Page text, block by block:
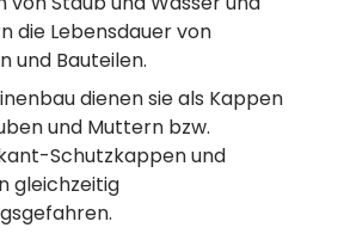
die Lebensdauer von
und Bauteilen.
dienen sie als Kappen
und Muttern bzw.
Schutzkappen und
gleichzeitig